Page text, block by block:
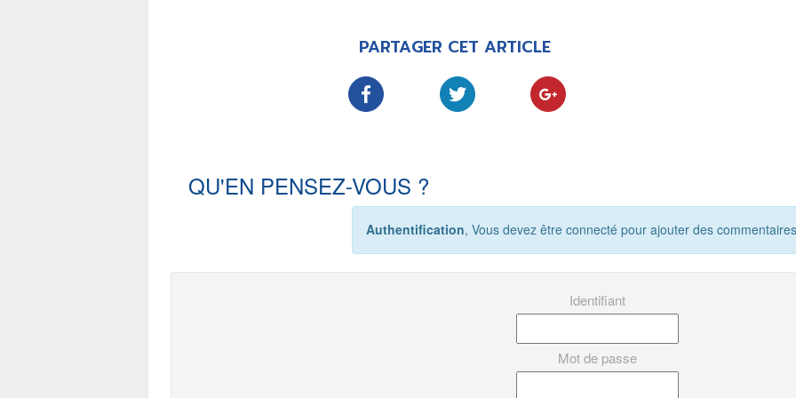
PARTAGER CET ARTICLE
QU'EN PENSEZ-VOUS ?
Authentification, Vous devez être connecté pour ajouter des
Identifiant
Mot de passe